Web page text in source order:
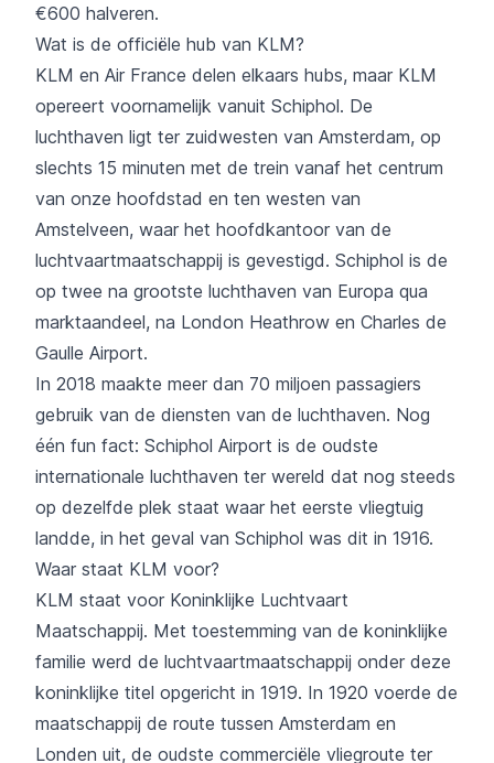
€600 halveren.
Wat is de officiële hub van KLM?
KLM en Air France delen elkaars hubs, maar KLM
opereert voornamelijk vanuit Schiphol. De
luchthaven ligt ter zuidwesten van Amsterdam, op
slechts 15 minuten met de trein vanaf het centrum
van onze hoofdstad en ten westen van
Amstelveen, waar het hoofdkantoor van de
luchtvaartmaatschappij is gevestigd. Schiphol is de
op twee na grootste luchthaven van Europa qua
marktaandeel, na London Heathrow en Charles de
Gaulle Airport.
In 2018 maakte meer dan 70 miljoen passagiers
gebruik van de diensten van de luchthaven. Nog
één fun fact: Schiphol Airport is de oudste
internationale luchthaven ter wereld dat nog steeds
op dezelfde plek staat waar het eerste vliegtuig
landde, in het geval van Schiphol was dit in 1916.
Waar staat KLM voor?
KLM staat voor Koninklijke Luchtvaart
Maatschappij. Met toestemming van de koninklijke
familie werd de luchtvaartmaatschappij onder deze
koninklijke titel opgericht in 1919. In 1920 voerde de
maatschappij de route tussen Amsterdam en
Londen uit, de oudste commerciële vliegroute ter